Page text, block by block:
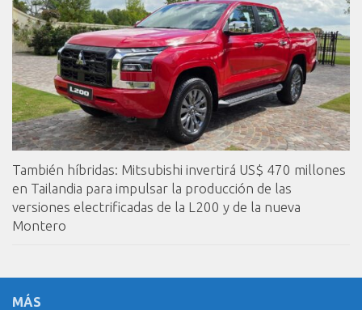
También híbridas: Mitsubishi invertirá US$ 470 millones
en Tailandia para impulsar la producción de las
versiones electrificadas de la L200 y de la nueva
Montero
MÁS